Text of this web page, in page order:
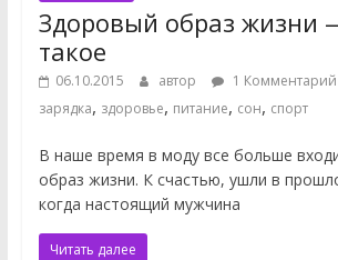
Здоровый образ жизни
такое
06.10.2015 автор 1 Комментарий
зарядка, здоровье, питание, сон, спорт
В наше время в моду все больше
образ жизни. К счастью, ушли в
когда настоящий мужчина
Читать далее